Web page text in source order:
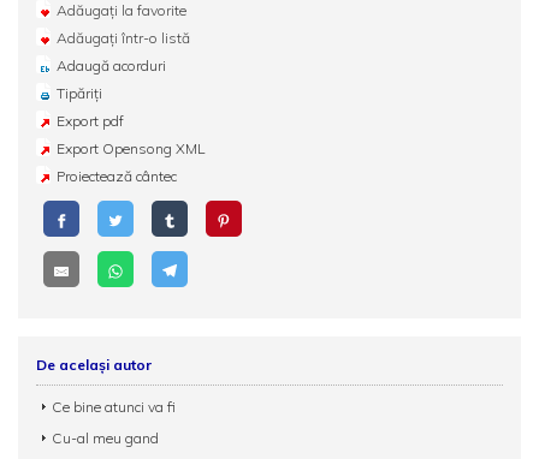
Adăugați la favorite
Adăugați într-o listă
Adaugă acorduri
Tipăriți
Export pdf
Export Opensong XML
Proiectează cântec
De același autor
Ce bine atunci va fi
Cu-al meu gand